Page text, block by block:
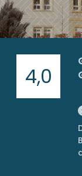
4,0